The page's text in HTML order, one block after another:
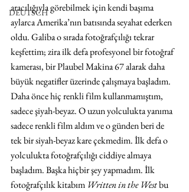
DEUTSCH
aracılığıyla görebilmek için kendi başıma
aylarca Amerika’nın batısında seyahat ederken
oldu. Galiba o sırada fotoğrafçılığı tekrar
keşfettim; zira ilk defa profesyonel bir fotoğraf
kamerası, bir Plaubel Makina 67 alarak daha
büyük negatifler üzerinde çalışmaya başladım.
Daha önce hiç renkli film kullanmamıştım,
sadece şiyah-beyaz. O uzun yolculukta yanıma
sadece renkli film aldım ve o günden beri de
tek bir siyah-beyaz kare çekmedim. İlk defa o
yolculukta fotoğrafçılığı ciddiye almaya
başladım. Başka hiçbir şey yapmadım. İlk
fotoğrafçılık kitabım Written in the West bu